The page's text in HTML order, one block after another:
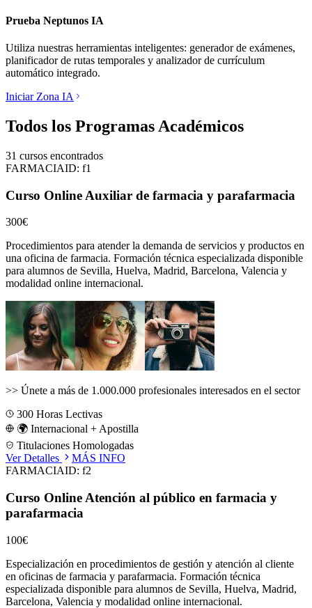
Prueba Neptunos IA
Utiliza nuestras herramientas inteligentes: generador de exámenes,
planificador de rutas temporales y analizador de currículum
automático integrado.
Iniciar Zona IA
Todos los Programas Académicos
31 cursos encontrados
FARMACIAID: f1
Curso Online Auxiliar de farmacia y parafarmacia
300€
Procedimientos para atender la demanda de servicios y productos en
una oficina de farmacia. Formación técnica especializada disponible
para alumnos de Sevilla, Huelva, Madrid, Barcelona, Valencia y
modalidad online internacional.
>> Únete a más de 1.000.000 profesionales interesados en el sector
300 Horas Lectivas
🌍 Internacional + Apostilla
Titulaciones Homologadas
Ver Detalles
MÁS INFO
FARMACIAID: f2
Curso Online Atención al público en farmacia y
parafarmacia
100€
Especialización en procedimientos de gestión y atención al cliente
en oficinas de farmacia y parafarmacia. Formación técnica
especializada disponible para alumnos de Sevilla, Huelva, Madrid,
Barcelona, Valencia y modalidad online internacional.